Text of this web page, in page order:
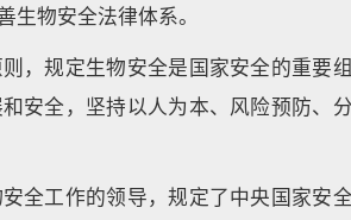
物安全法律体系。
，规定生物安全是国家安全的重要
安全，坚持以人为本、风险预防、
全工作的领导，规定了中央国家安